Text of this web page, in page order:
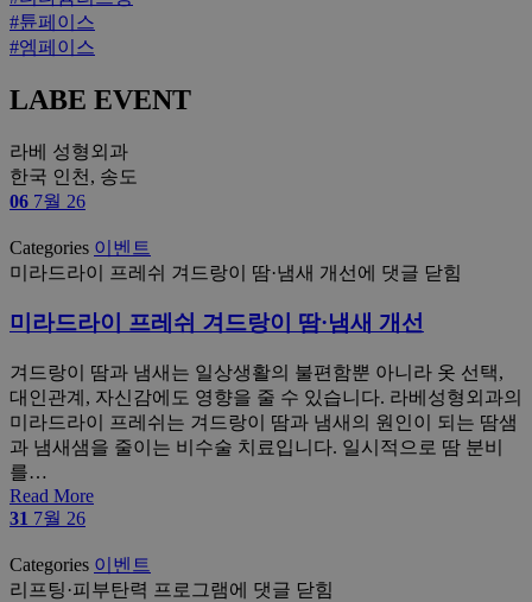
#튠페이스
#엠페이스
LABE EVENT
라베 성형외과
한국 인천, 송도
06 7월 26
Categories 이벤트
미라드라이 프레쉬 겨드랑이 땀·냄새 개선 에 댓글 닫힘
미라드라이 프레쉬 겨드랑이 땀·냄새 개선
겨드랑이 땀과 냄새는 일상생활의 불편함뿐 아니라 옷 선택,
대인관계, 자신감에도 영향을 줄 수 있습니다. 라베성형외과의
미라드라이 프레쉬는 겨드랑이 땀과 냄새의 원인이 되는 땀샘
과 냄새샘을 줄이는 비수술 치료입니다. 일시적으로 땀 분비
를…
Read More
31 7월 26
Categories 이벤트
리프팅·피부탄력 프로그램에 댓글 닫힘